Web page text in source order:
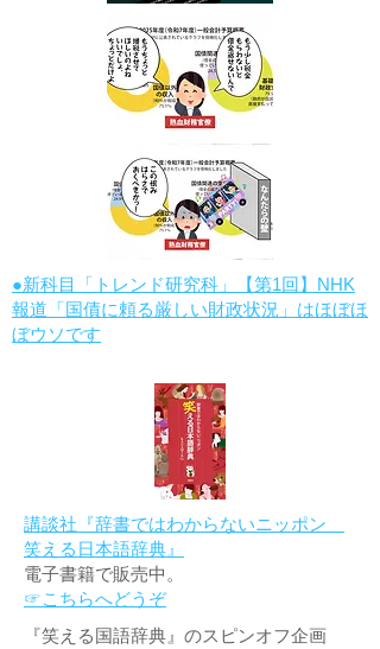
●新科目「トレンド研究科」【第1回】NHK
報道「国債に頼る厳しい財政状況」はほぼほ
ぼウソです
講談社『辞書ではわからないニッポン
笑える日本語辞典』
電子書籍で販売中。
☞こちらへどうぞ
『笑える国語辞典』のスピンオフ企画